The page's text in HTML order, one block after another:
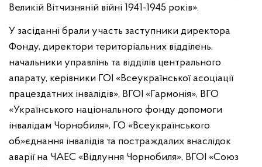
Великій Вітчизняній війні 1941-1945 років».
У засіданні брали участь заступники директора
Фонду, директори територіальних відділень,
начальники управлінь та відділів центрального
апарату, керівники ГОІ «Всеукраїнської асоціації
працездатних інвалідів», ВГОІ «Гармонія», ВГО
«Українського національного фонду допомоги
інвалідам Чорнобиля», ГО «Всеукраїнського
об»єднання інвалідів та постраждалих внаслідок
аварії на ЧАЕС «Відлуння Чорнобиля», ВГОІ «Союз